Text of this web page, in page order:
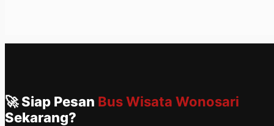
🚀 Siap Pesan Bus Wisata Wonosari
Sekarang?